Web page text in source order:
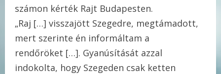
számon kérték Rajt Budapesten.
„Raj […] visszajött Szegedre, megtámadott,
mert szerinte én informáltam a
rendőröket […]. Gyanúsítását azzal
indokolta, hogy Szegeden csak ketten